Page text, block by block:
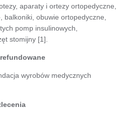
aparaty i ortezy ortopedyczne,
balkoniki, obuwie ortopedyczne,
pomp insulinowych,
stomijny [1].
wyrobów medycznych